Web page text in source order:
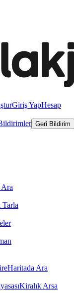
Giriş YapHesap
Geri Bildirim
Tarla
Haritada Ara
Kiralık Arsa